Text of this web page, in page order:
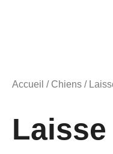
Accueil / Chiens /
Laisse